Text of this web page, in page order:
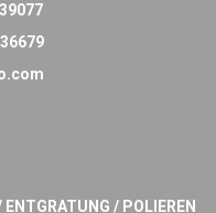
/ POLIEREN